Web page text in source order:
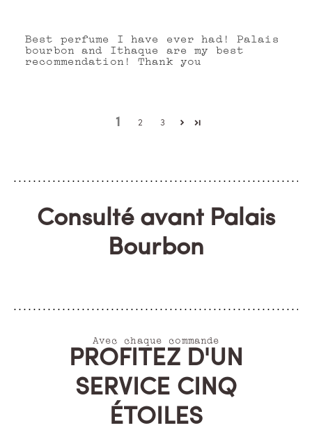
Best perfume I have ever had! Palais
bourbon and Ithaque are my best
recommendation! Thank you
1 2 3
Consulté avant Palais
Bourbon
Avec chaque commande
PROFITEZ D'UN
SERVICE CINQ
ÉTOILES